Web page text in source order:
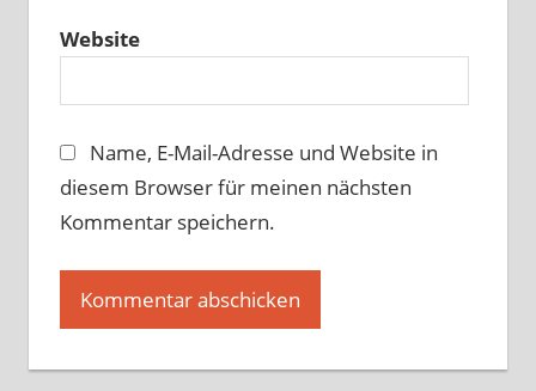
Website
Name, E-Mail-Adresse und Website in
diesem Browser für meinen nächsten
Kommentar speichern.